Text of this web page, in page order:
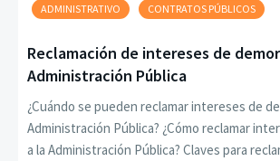
ADMINISTRATIVO CONTRATOS PÚBLICOS
Reclamación de intereses de
Administración Pública
¿Cuándo se pueden reclamar intereses de
Administración Pública? ¿Cómo reclamar
a la Administración Pública? Claves para